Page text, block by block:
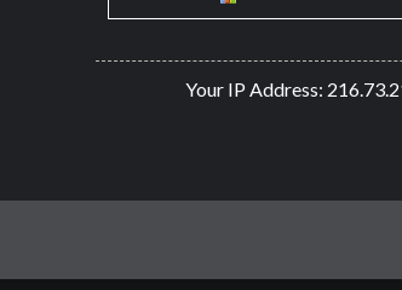
Your IP Address: